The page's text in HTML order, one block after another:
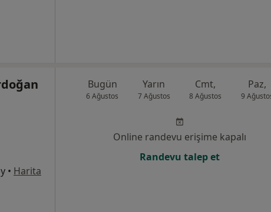
• Harita
Bugün
6 Ağustos
Yarın
7 Ağustos
Cmt,
8 Ağustos
Paz,
9
Online randevu erişime kapalı
Randevu talep et